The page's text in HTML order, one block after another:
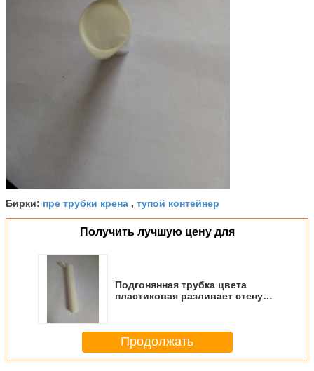
Бирки: пре трубки крена , тупой контейнер
Получить лучшую цену для
Подгонянная трубка цвета
пластиковая разливает стену
Продолжать